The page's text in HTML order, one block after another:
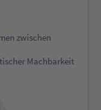
zwischen
Machbarkeit